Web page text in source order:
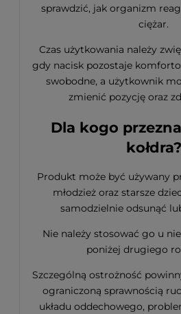
sprawdzić, jak organizm
ciężar.
Czas użytkowania należy
gdy nacisk pozostaje
swobodne, a użytkownik
zmienić pozycję oraz
Dla kogo
kołdra?
Produkt może być używany
młodzież oraz starsze
samodzielnie odsunąć
Nie należy stosować go u
poniżej drugiego
Szczególną ostrożność
ograniczoną sprawnością
układu oddechowego,